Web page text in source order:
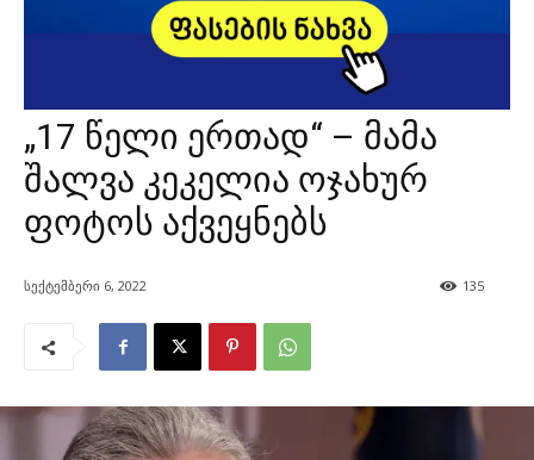
„17 წელი ერთად“ – მამა
შალვა კეკელია ოჯახურ
ფოტოს აქვეყნებს
სექტემბერი 6, 2022 135